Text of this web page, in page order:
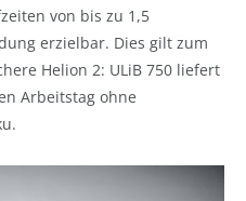
von bis zu 1,5
erzielbar. Dies gilt zum
Helion 2: ULiB 750 liefert
Arbeitstag ohne